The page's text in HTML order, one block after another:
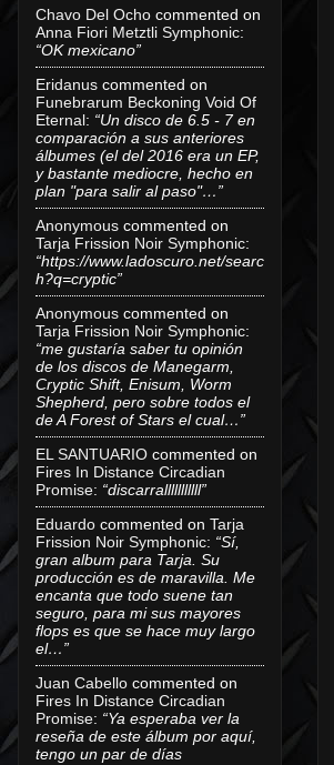
Chavo Del Ocho commented on
Anna Fiori Metztli Symphonic:
“OK mexicano”
Eridanus commented on
Funebrarum Beckoning Void Of
Eternal: “Un disco de 6.5 - 7 en
comparación a sus anteriores
álbumes (el del 2016 era un EP,
y bastante mediocre, hecho en
plan "para salir al paso"…”
Anonymous commented on
Tarja Frission Noir Symphonic:
“https://www.ladoscuro.net/searc
h?q=cryptic”
Anonymous commented on
Tarja Frission Noir Symphonic:
“me gustaría saber tu opinión
de los discos de Manegarm,
Cryptic Shift, Enisum, Worm
Shepherd, pero sobre todos el
de A Forest of Stars el cual…”
EL SANTUARIO commented on
Fires In Distance Circadian
Promise: “discarralllllllllll”
Eduardo commented on Tarja
Frission Noir Symphonic: “Sí,
gran album para Tarja. Su
producción es de maravilla. Me
encanta que todo suene tan
seguro, para mi sus mayores
flops es que se hace muy largo
el…”
Juan Cabello commented on
Fires In Distance Circadian
Promise: “Ya esperaba ver la
reseña de este álbum por aquí,
tengo un par de días